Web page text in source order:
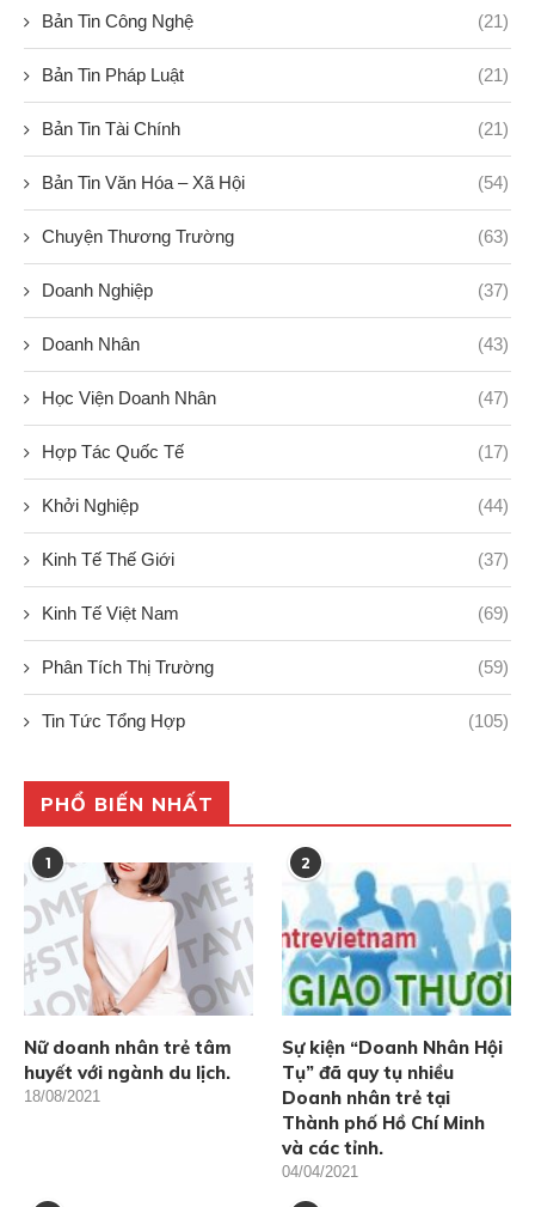
Bản Tin Công Nghệ (21)
Bản Tin Pháp Luật (21)
Bản Tin Tài Chính (21)
Bản Tin Văn Hóa – Xã Hội (54)
Chuyện Thương Trường (63)
Doanh Nghiệp (37)
Doanh Nhân (43)
Học Viện Doanh Nhân (47)
Hợp Tác Quốc Tế (17)
Khởi Nghiệp (44)
Kinh Tế Thế Giới (37)
Kinh Tế Việt Nam (69)
Phân Tích Thị Trường (59)
Tin Tức Tổng Hợp (105)
PHỔ BIẾN NHẤT
1
Nữ doanh nhân trẻ tâm
huyết với ngành du lịch.
18/08/2021
2
Sự kiện “Doanh Nhân Hội
Tụ” đã quy tụ nhiều
Doanh nhân trẻ tại
Thành phố Hồ Chí Minh
và các tỉnh.
04/04/2021